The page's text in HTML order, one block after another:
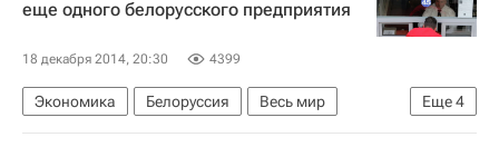
еще одного белорусского предприятия
18 декабря 2014, 20:30 4399
Еще4
Экономика Белоруссия
Весь мир
Европа
Николай Власов